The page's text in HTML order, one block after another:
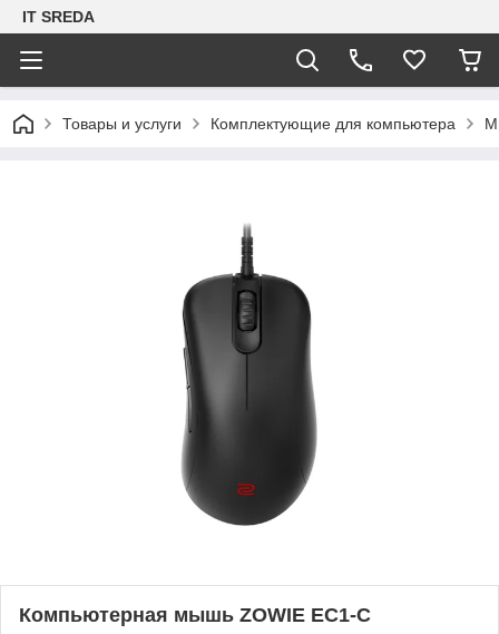
IT SREDA
Товары и услуги Комплектующие для компьютера
Компьютерная мышь ZOWIE EC1-C